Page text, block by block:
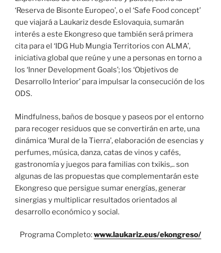
‘Reserva de Bisonte Europeo’, o el ‘Safe Food concept’
que viajará a Laukariz desde Eslovaquia, sumarán
interés a este Ekongreso que también será primera
cita para el ‘IDG Hub Mungia Territorios con ALMA’,
iniciativa global que reúne y une a personas en torno a
los ‘Inner Development Goals’; los ‘Objetivos de
Desarrollo Interior’ para impulsar la consecución de los
ODS.
Mindfulness, baños de bosque y paseos por el entorno
para recoger residuos que se convertirán en arte, una
dinámica ‘Mural de la Tierra’, elaboración de esencias y
perfumes, música, danza, catas de vinos y cafés,
gastronomía y juegos para familias con txikis,.. son
algunas de las propuestas que complementarán este
Ekongreso que persigue sumar energías, generar
sinergias y multiplicar resultados orientados al
desarrollo económico y social.
Programa Completo:www.laukariz.eus/ekongreso/